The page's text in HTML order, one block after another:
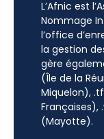
L’Afnic est
Nommage
l’office
la gestion
gère
(Île de la
Miquelon),
Françaises),
(Mayotte).